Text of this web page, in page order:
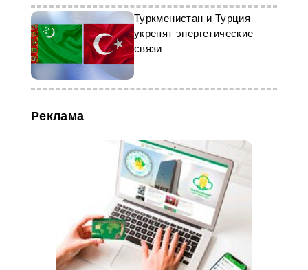
Туркменистан и Турция
укрепят энергетические
связи
Реклама